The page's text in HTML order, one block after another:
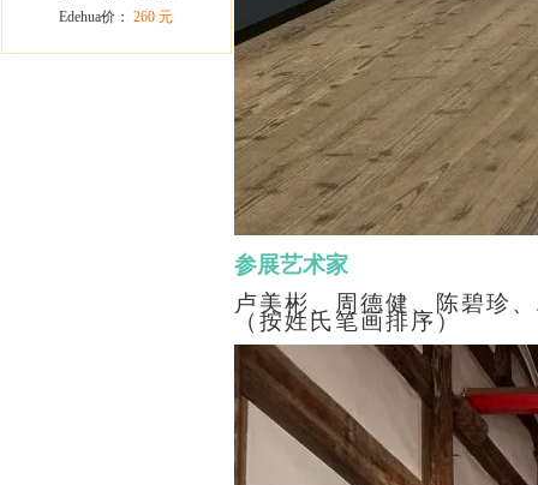
Edehua价： 260 元
参展艺术家
卢美彬、周德健、陈碧珍
（按姓氏笔画排序）